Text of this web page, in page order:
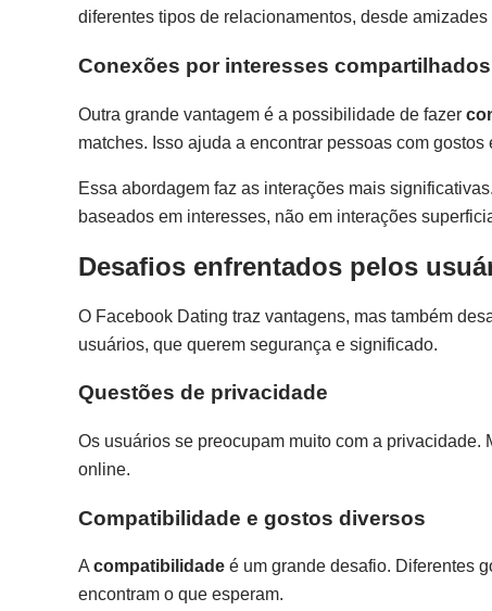
diferentes tipos de relacionamentos, desde
Conexões por interesses compartilhados
Outra grande vantagem é a possibilidade de fazer
matches. Isso ajuda a encontrar pessoas com gostos
Essa abordagem faz as interações mais
baseados em interesses, não em interações
Desafios enfrentados pelos
O Facebook Dating traz vantagens, mas também
usuários, que querem segurança e significado.
Questões de privacidade
Os usuários se preocupam muito com a
online.
Compatibilidade e gostos diversos
Acompatibilidade é um grande desafio. Diferentes
encontram o que esperam.